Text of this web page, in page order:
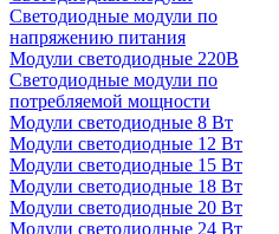
Светодиодные модули по
напряжению питания
Модули светодиодные 220В
Светодиодные модули по
потребляемой мощности
Модули светодиодные 8 Вт
Модули светодиодные 12 Вт
Модули светодиодные 15 Вт
Модули светодиодные 18 Вт
Модули светодиодные 20 Вт
Модули светодиодные 24 Вт